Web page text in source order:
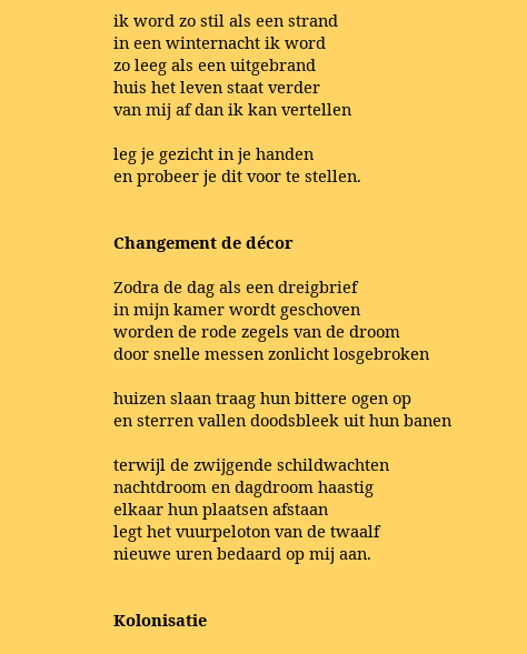
ik word zo stil als een strand
in een winternacht ik word
zo leeg als een uitgebrand
huis het leven staat verder
van mij af dan ik kan vertellen
leg je gezicht in je handen
en probeer je dit voor te stellen.
Changement de décor
Zodra de dag als een dreigbrief
in mijn kamer wordt geschoven
worden de rode zegels van de droom
door snelle messen zonlicht losgebroken
huizen slaan traag hun bittere ogen op
en sterren vallen doodsbleek uit hun banen
terwijl de zwijgende schildwachten
nachtdroom en dagdroom haastig
elkaar hun plaatsen afstaan
legt het vuurpeloton van de twaalf
nieuwe uren bedaard op mij aan.
Kolonisatie